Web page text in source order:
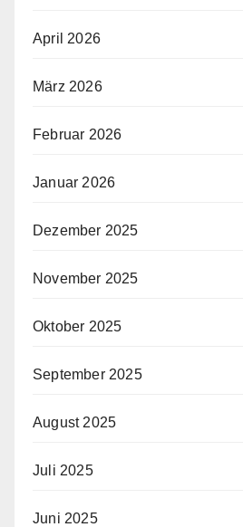
April 2026
März 2026
Februar 2026
Januar 2026
Dezember 2025
November 2025
Oktober 2025
September 2025
August 2025
Juli 2025
Juni 2025